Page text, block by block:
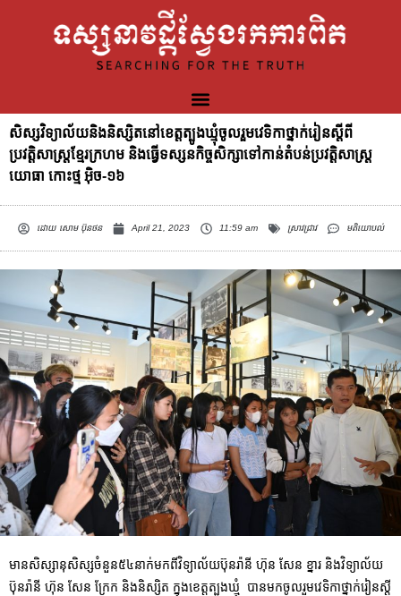
សិស្សវិទ្យាល័យនិងនិស្សិតនៅខេត្តត្បូងឃ្មុំចូលរួមវេទិកាថ្នាក់រៀនស្តីពី
ប្រវត្តិសាស្ត្រខ្មែរក្រហម និងធ្វើទស្សនកិច្ចសិក្សាទៅកាន់តំបន់ប្រវត្តិសាស្រ្ត
យោធា កោះថ្ម អ៊ិច-១៦
ដោយសោម ប៊ុនថន April 21, 2023 11:59 am ស្រាវជ្រាវ មតិយោបល់
មានសិស្សានុសិស្សចំនួន៥៤នាក់មកពីវិទ្យាល័យប៊ុនរ៉ានី ហ៊ុន សែន ខ្នារ និងវិទ្យាល័យ
ប៊ុនរ៉ានី ហ៊ុន សែន ក្រែក និងនិស្សិត ក្នុងខេត្តត្បូងឃ្មុំ​ បានមកចូលរួមវេទិកាថ្នាក់រៀនស្តី